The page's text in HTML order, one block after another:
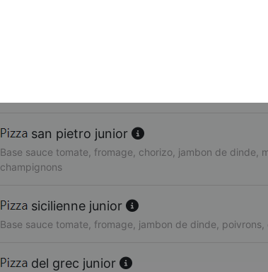
san pietro junior
Base sauce tomate, fromage, chorizo, jambon de dinde,
champignons
sicilienne junior
Base sauce tomate, fromage, jambon de dinde, poivrons,
del grec junior